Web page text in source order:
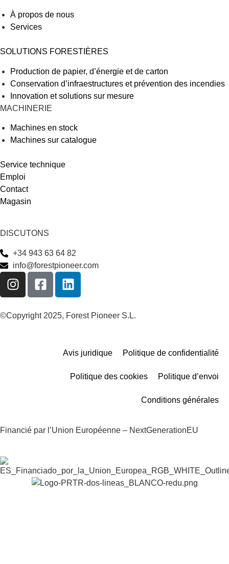
À propos de nous
Services
SOLUTIONS FORESTIÈRES
Production de papier, d’énergie et de carton
Conservation d’infraestructures et prévention des incendies
Innovation et solutions sur mesure
MACHINERIE
Machines en stock
Machines sur catalogue
Service technique
Emploi
Contact
Magasin
DISCUTONS
+34 943 63 64 82
info@forestpioneer.com
©Copyright 2025, Forest Pioneer S.L.
Avis juridique Politique de confidentialité
Politique des cookies Politique d’envoi
Conditions générales
Financié par l’Union Européenne – NextGenerationEU